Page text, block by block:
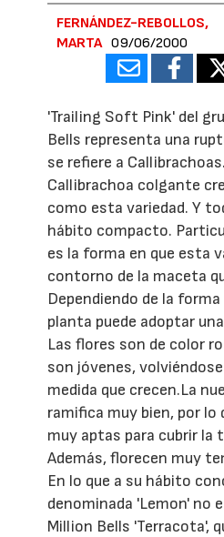
FERNÁNDEZ-REBOLLOS,
MARTA 09/06/2000
'Trailing Soft Pink' del
Bells representa una
se refiere a
Callibrachoa colgante
como esta variedad. Y
hábito compacto.
es la forma en que esta
contorno de la maceta
Dependiendo de la
planta puede adoptar
Las flores son de color
son jóvenes,
medida que crecen.La
ramifica muy bien, por lo
muy aptas para cubrir la
Además, florecen muy
En lo que a su hábito
denominada 'Lemon' no
Million Bells 'Terracota',